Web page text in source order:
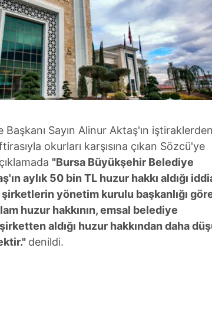
Başkanı Sayın Alinur Aktaş'ın
okurları karşısına çıkan Sözcü'ye
"Bursa Büyükşehir Belediye
aylık 50 bin TL huzur hakkı aldığı
şirketlerin yönetim kurulu başkanlığı
huzur hakkının, emsal belediye
aldığı huzur hakkından daha
denildi.